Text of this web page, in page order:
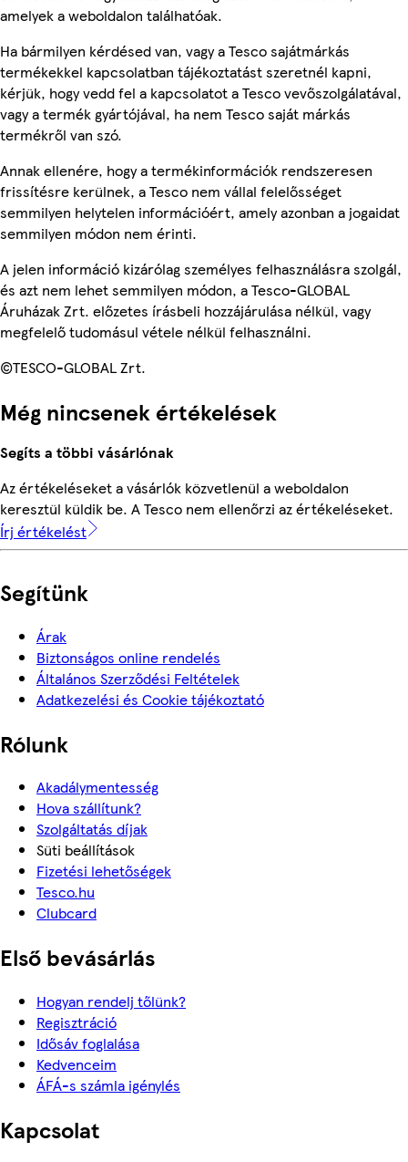
amelyek a weboldalon találhatóak.
Ha bármilyen kérdésed van, vagy a Tesco sajátmárkás
termékekkel kapcsolatban tájékoztatást szeretnél kapni,
kérjük, hogy vedd fel a kapcsolatot a Tesco vevőszolgálatával,
vagy a termék gyártójával, ha nem Tesco saját márkás
termékről van szó.
Annak ellenére, hogy a termékinformációk rendszeresen
frissítésre kerülnek, a Tesco nem vállal felelősséget
semmilyen helytelen információért, amely azonban a jogaidat
semmilyen módon nem érinti.
A jelen információ kizárólag személyes felhasználásra szolgál,
és azt nem lehet semmilyen módon, a Tesco-GLOBAL
Áruházak Zrt. előzetes írásbeli hozzájárulása nélkül, vagy
megfelelő tudomásul vétele nélkül felhasználni.
©TESCO-GLOBAL Zrt.
Még nincsenek értékelések
Segíts a többi vásárlónak
Az értékeléseket a vásárlók közvetlenül a weboldalon
keresztül küldik be. A Tesco nem ellenőrzi az értékeléseket.
Írj értékelést
Segítünk
Árak
Biztonságos online rendelés
Általános Szerződési Feltételek
Adatkezelési és Cookie tájékoztató
Rólunk
Akadálymentesség
Hova szállítunk?
Szolgáltatás díjak
Süti beállítások
Fizetési lehetőségek
Tesco.hu
Clubcard
Első bevásárlás
Hogyan rendelj tőlünk?
Regisztráció
Idősáv foglalása
Kedvenceim
ÁFÁ-s számla igénylés
Kapcsolat